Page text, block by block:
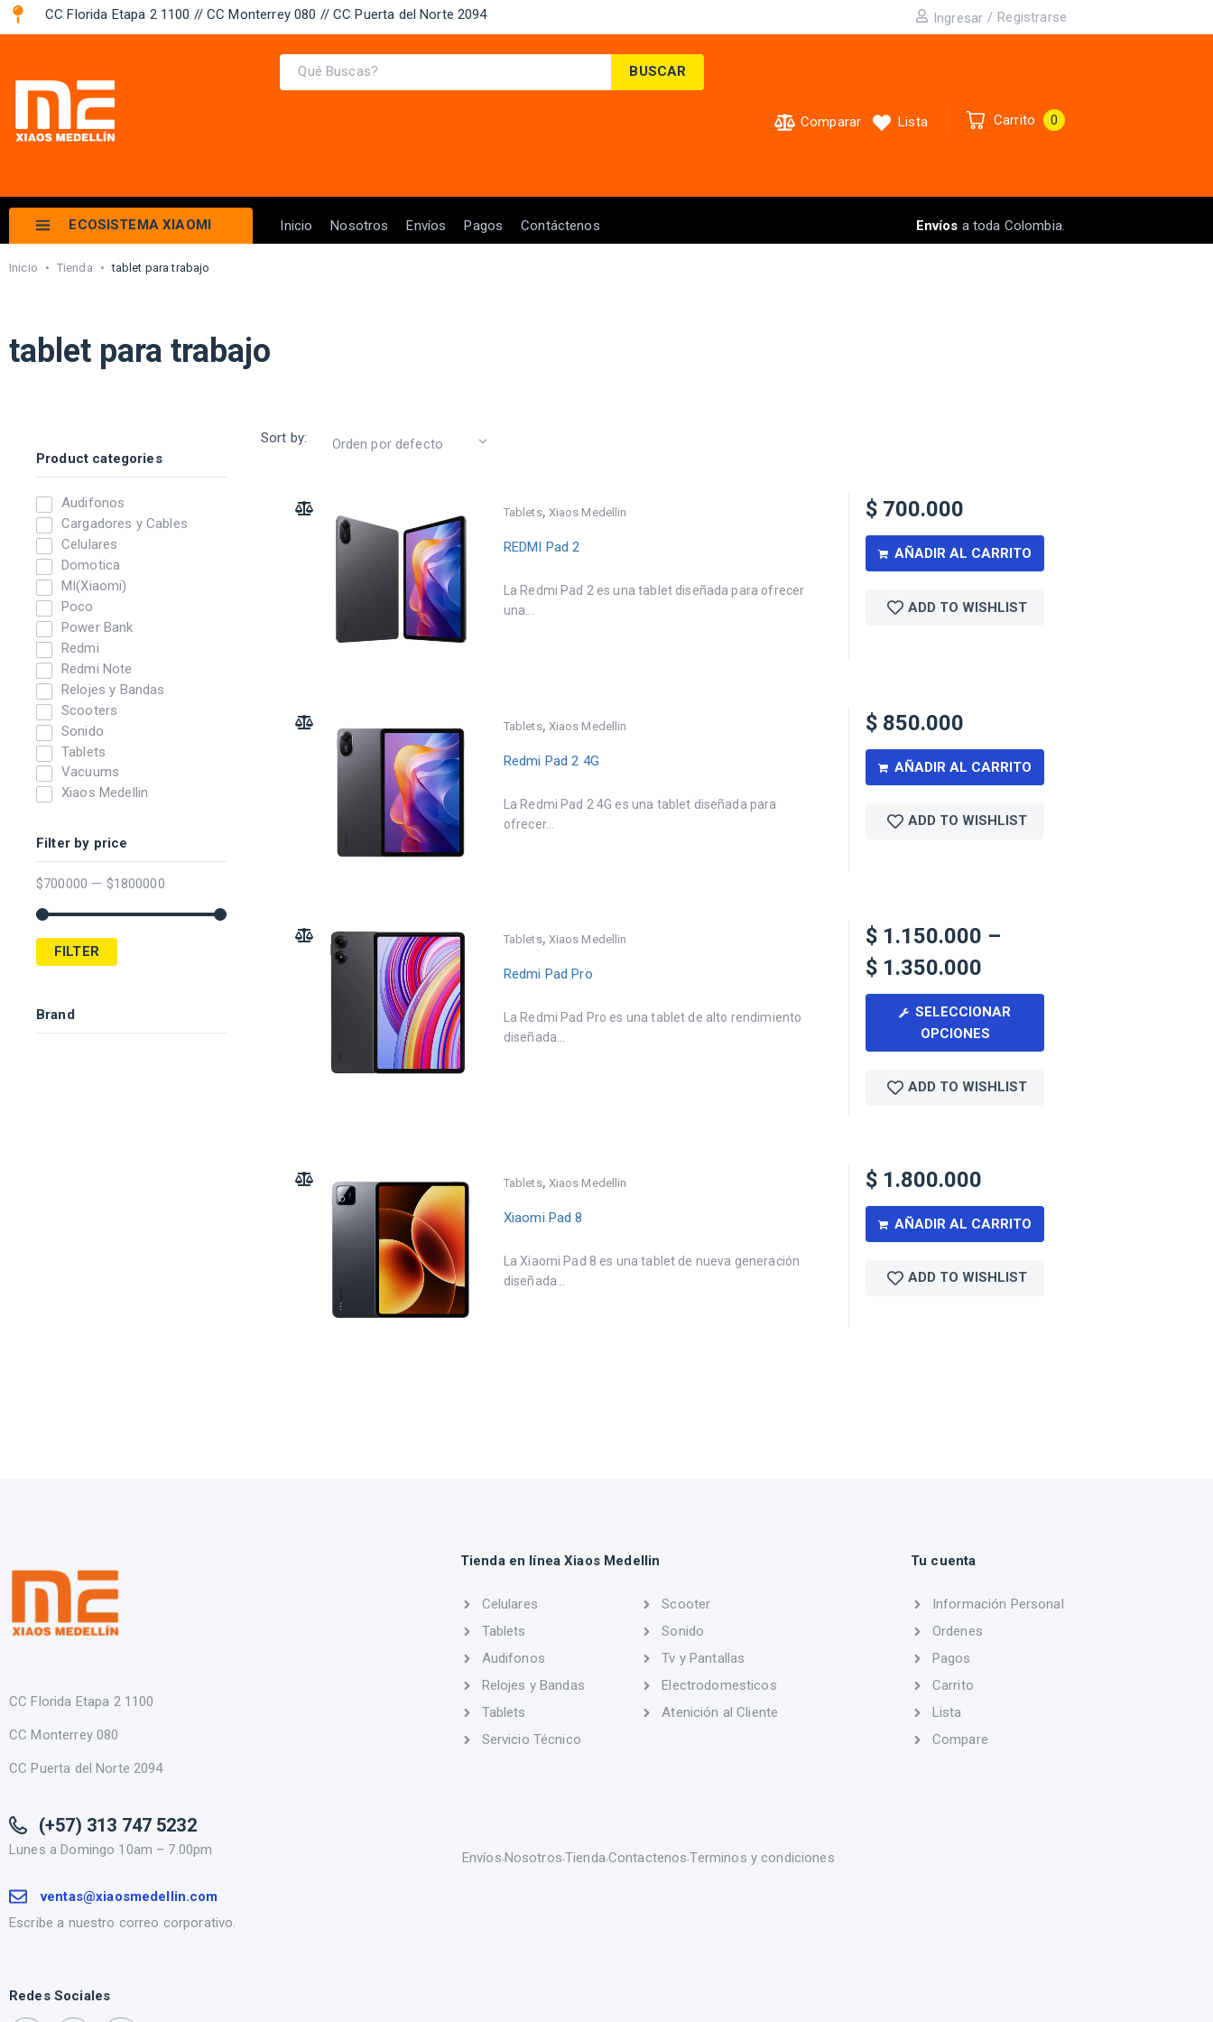
CC Florida Etapa 2 1100 // CC Monterrey 080 // CC Puerta del Norte 2094 ​ Ingresar / Registrarse
BUSCAR
Comparar Lista Carrito 0
ECOSISTEMA XIAOMI Inicio Nosotros Envíos Pagos Contáctenos Envíos a toda Colombia.
Inicio • Tienda • tablet para trabajo
tablet para trabajo
Product categories
Audifonos
Cargadores y Cables
Celulares
Domotica
MI(Xiaomi)
Poco
Power Bank
Redmi
Redmi Note
Relojes y Bandas
Scooters
Sonido
Tablets
Vacuums
Xiaos Medellin
Filter by price
$700000 — $1800000
FILTER
Brand
Sort by:
Tablets, Xiaos Medellin
REDMI Pad 2
La Redmi Pad 2 es una tablet diseñada para ofrecer
una...
$ 700.000
AÑADIR AL CARRITO
ADD TO WISHLIST
Tablets, Xiaos Medellin
Redmi Pad 2 4G
La Redmi Pad 2 4G es una tablet diseñada para
ofrecer...
$ 850.000
AÑADIR AL CARRITO
ADD TO WISHLIST
Tablets, Xiaos Medellin
Redmi Pad Pro
La Redmi Pad Pro es una tablet de alto rendimiento
diseñada...
$ 1.150.000 –
$ 1.350.000
SELECCIONAR
OPCIONES
ADD TO WISHLIST
Tablets, Xiaos Medellin
Xiaomi Pad 8
La Xiaomi Pad 8 es una tablet de nueva generación
diseñada...
$ 1.800.000
AÑADIR AL CARRITO
ADD TO WISHLIST
CC Florida Etapa 2 1100
CC Monterrey 080
CC Puerta del Norte 2094
(+57) 313 747 5232
Lunes a Domingo 10am – 7.00pm
ventas@xiaosmedellin.com
Escribe a nuestro correo corporativo.
Redes Sociales
Tienda en línea Xiaos Medellin
Celulares
Tablets
Audifonos
Relojes y Bandas
Tablets
Servicio Técnico
Scooter
Sonido
Tv y Pantallas
Electrodomesticos
Atenición al Cliente
Tu cuenta
Información Personal
Ordenes
Pagos
Carrito
Lista
Compare
Envíos Nosotros TiendaContactenosTerminos y condiciones